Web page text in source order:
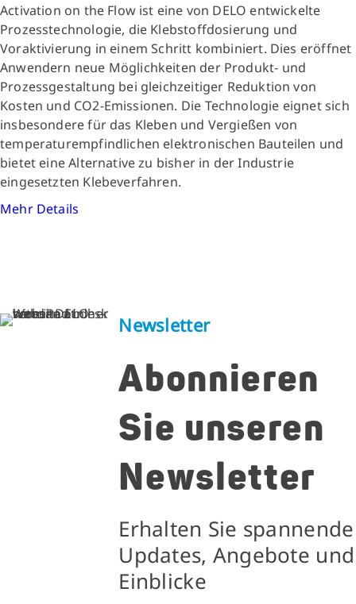
Activation on the Flow ist eine von DELO entwickelte
Prozesstechnologie, die Klebstoffdosierung und
Voraktivierung in einem Schritt kombiniert. Dies eröffnet
Anwendern neue Möglichkeiten der Produkt- und
Prozessgestaltung bei gleichzeitiger Reduktion von
Kosten und CO2-Emissionen. Die Technologie eignet sich
insbesondere für das Kleben und Vergießen von
temperaturempfindlichen elektronischen Bauteilen und
bietet eine Alternative zu bisher in der Industrie
eingesetzten Klebeverfahren.
Mehr Details
Newsletter
Abonnieren
Sie unseren
Newsletter
Erhalten Sie spannende
Updates, Angebote und
Einblicke